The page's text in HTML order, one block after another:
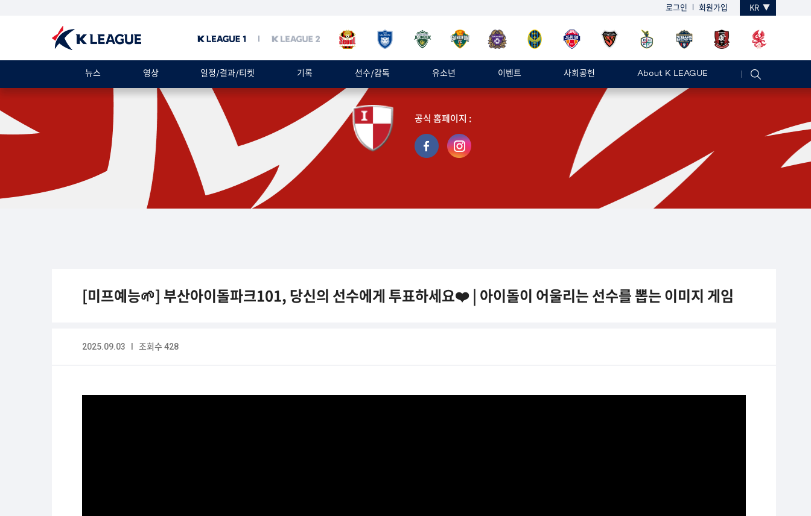
로그인 회원가입 KR
뉴스 영상 일정/결과/티켓 기록 선수/감독 유소년 이벤트 사회공헌 About K LEAGUE
공식 홈페이지 :
[미프예능🌱] 부산아이돌파크101, 당신의 선수에게 투표하세요❤️ | 아이돌이 어울리는 선수를 뽑는 이미지 게임
2025.09.03 I 조회수 428